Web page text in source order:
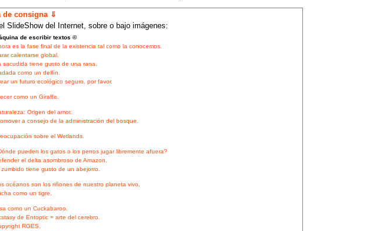
de consigna ⇓
SlideShow del Internet, sobre o bajo imágenes:
de escribir textos ©
es la fase final de la existencia tal como la conocemos.
calentarse global.
sacudida tiene gusto de una rana.
como un delfín.
un futuro ecológico seguro, por favor.
como un Giraffe.
Origen del amor.
a consejo de la administración del bosque.
sobre el Wetlands.
pueden los gatos o los perros jugar libremente afuera?
el delta asombroso de Amazon.
zumbido tiene gusto de un abejorro.
océanos son los riñones de nuestro planeta vivo.
como un tigre.
como un Cuckabaroo.
de Entoptic = arte del cerebro.
RGES.